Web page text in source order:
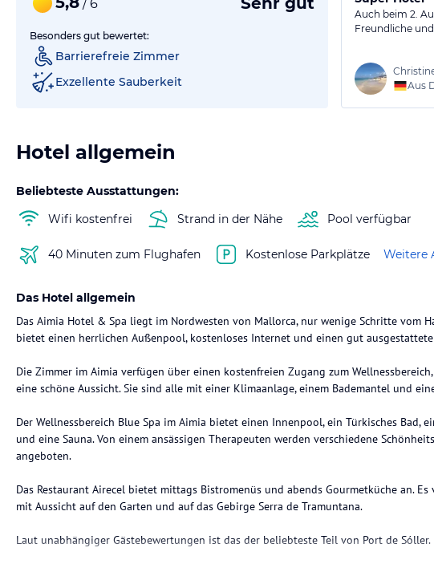
/ 6
Besonders gut bewertet:
Barrierefreie Zimmer
Exzellente Sauberkeit
Auch beim 2.
Freundliche
Aus
Hotel allgemein
Beliebteste Ausstattungen:
Wifi kostenfrei
Strand in der Nähe Pool verfügbar
40 Minuten zum Flughafen Kostenlose Parkplätze Weitere
Das Hotel allgemein
Das Aimia Hotel & Spa liegt im Nordwesten von Mallorca, nur wenige Schritte vom
bietet einen herrlichen Außenpool, kostenloses Internet und einen gut
Die Zimmer im Aimia verfügen über einen kostenfreien Zugang zum Wellnessbereich,
eine schöne Aussicht. Sie sind alle mit einer Klimaanlage, einem Bademantel und
Der Wellnessbereich Blue Spa im Aimia bietet einen Innenpool, ein Türkisches Bad,
und eine Sauna. Von einem ansässigen Therapeuten werden verschiedene
angeboten.
Das Restaurant Airecel bietet mittags Bistromenüs und abends Gourmetküche an.
mit Aussicht auf den Garten und auf das Gebirge Serra de Tramuntana.
Laut unabhängiger Gästebewertungen ist das der beliebteste Teil von Port de Sóller.